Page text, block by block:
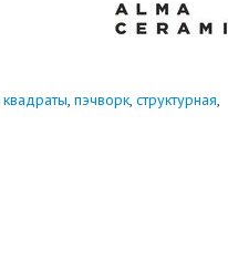
квадраты, пэчворк, структурная,